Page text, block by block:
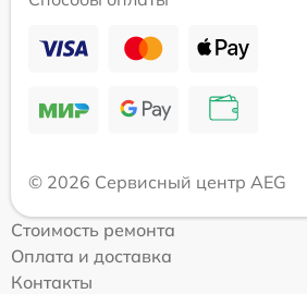
© 2026 Сервисный центр AEG
Стоимость ремонта
Оплата и доставка
Контакты